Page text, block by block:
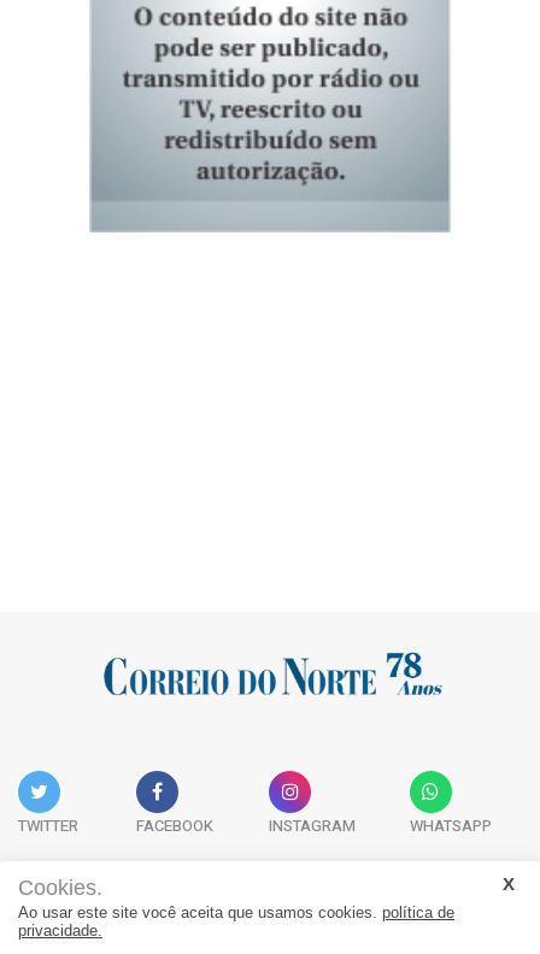
TWITTER FACEBOOK INSTAGRAM WHATSAPP
Acervo Digital Fale Conosco Quem Somos
Cookies.
Ao usar este site você aceita que usamos cookies. política de
privacidade.